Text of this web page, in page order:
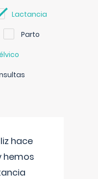
Lactancia
Parto
hace
hemos